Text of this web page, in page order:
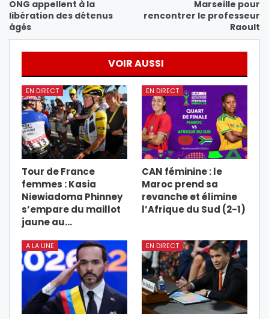
ONG appellent à la
libération des détenus
âgés
Marseille pour
rencontrer le professeur
Raoult
VOIR AUSSI
EN DIRECT
Tour de France
femmes : Kasia
Niewiadoma Phinney
s’empare du maillot
jaune au…
EN DIRECT
CAN féminine : le
Maroc prend sa
revanche et élimine
l’Afrique du Sud (2-1)
A LA UNE EN DIRECT